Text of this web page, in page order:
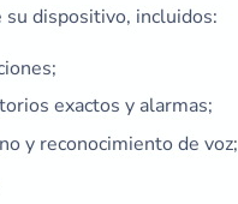
su dispositivo, incluidos:
exactos y alarmas;
y reconocimiento de voz;